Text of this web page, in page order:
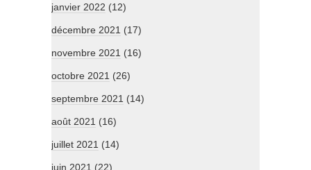
janvier 2022 (12)
décembre 2021 (17)
novembre 2021 (16)
octobre 2021 (26)
septembre 2021 (14)
août 2021 (16)
juillet 2021 (14)
juin 2021 (22)